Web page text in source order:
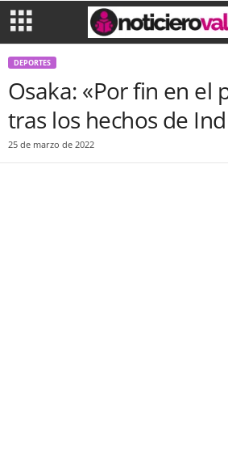
DEPORTES
Osaka: «Por fin en el
tras los hechos de
25 de marzo de 2022